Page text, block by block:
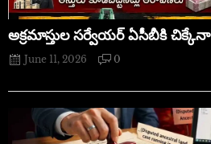
అక్రమాస్తుల సర్వేయర్ ఏసీబీకి
June 11, 2026 0